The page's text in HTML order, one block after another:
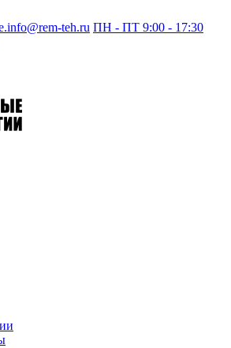
teh.ru ПН - ПТ 9:00 - 17:30